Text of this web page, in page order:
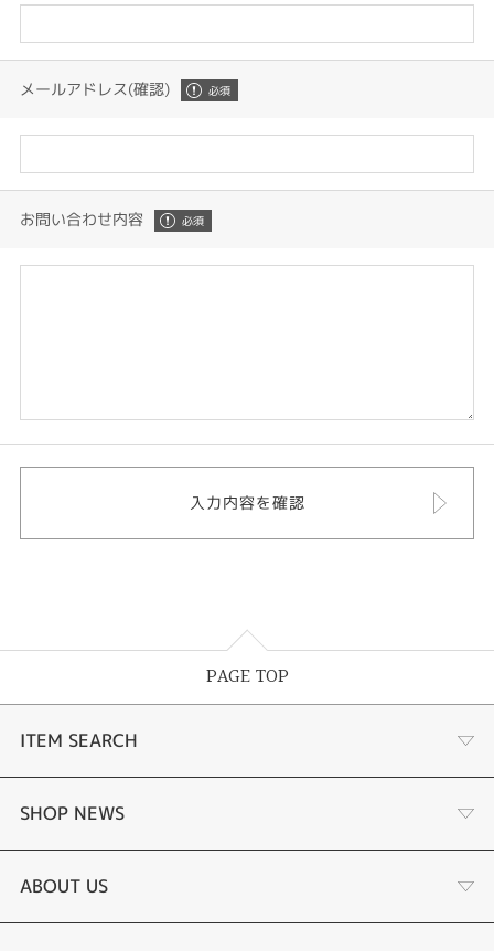
メールアドレス(確認)
お問い合わせ内容
PAGE TOP
ITEM SEARCH
婚約指輪
結婚指輪
SHOP NEWS
選ばれる理由まとめ
ABOUT US